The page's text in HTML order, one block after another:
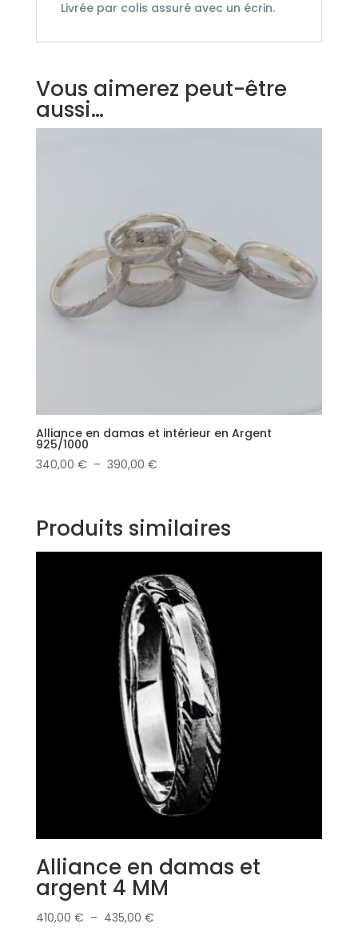
Livrée par colis assuré avec un écrin.
Vous aimerez peut-être
aussi…
Alliance en damas et intérieur en Argent
925/1000
340,00 € – 390,00 €Plage
340,00 €
à
390,00 €
Produits similaires
Alliance en damas et
argent 4 MM
410,00 € – 435,00 €Plage